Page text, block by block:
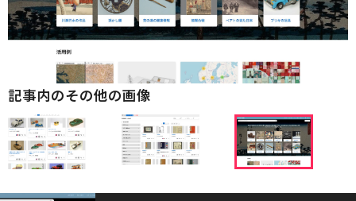
記事内のその他の画像